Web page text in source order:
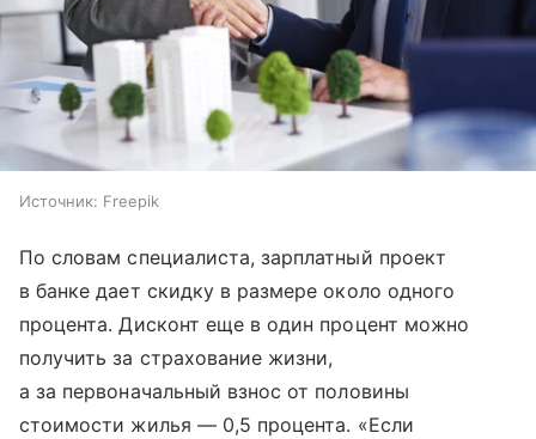
Источник: Freepik
По словам специалиста, зарплатный проект
в банке дает скидку в размере около одного
процента. Дисконт еще в один процент можно
получить за страхование жизни,
а за первоначальный взнос от половины
стоимости жилья — 0,5 процента. «Если